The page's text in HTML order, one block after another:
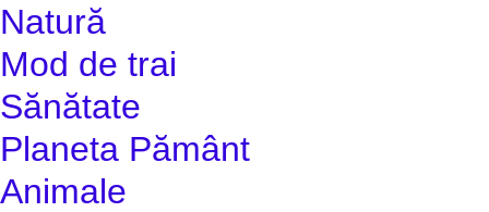
Natură
Mod de trai
Sănătate
Planeta Pământ
Animale